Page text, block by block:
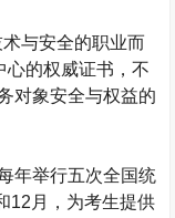
与安全的职业而
心的权威证书，不
对象安全与权益的
年举行五次全国统
12 月，为考生提供